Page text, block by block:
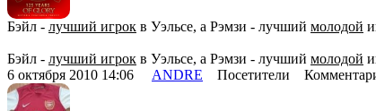
Бэйл - лучший игрок в Уэльсе, а Рэмзи - лучший молодой
Бэйл - лучший игрок в Уэльсе, а Рэмзи - лучший молодой
6 октября 2010 14:06 ANDRE Посетители